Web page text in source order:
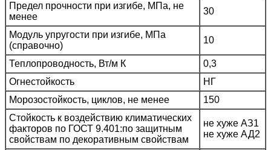
Предел прочности при изгибе, МПа, не
менее
30
Модуль упругости при изгибе, МПа
(справочно)
10
Теплопроводность, Вт/м К
0,3
Огнестойкость
НГ
Морозостойкость, циклов, не менее
150
Стойкость к воздействию климатических
факторов по ГОСТ 9.401:по защитным
свойствам по декоративным свойствам
не хуже АЗ1
не хуже АД2